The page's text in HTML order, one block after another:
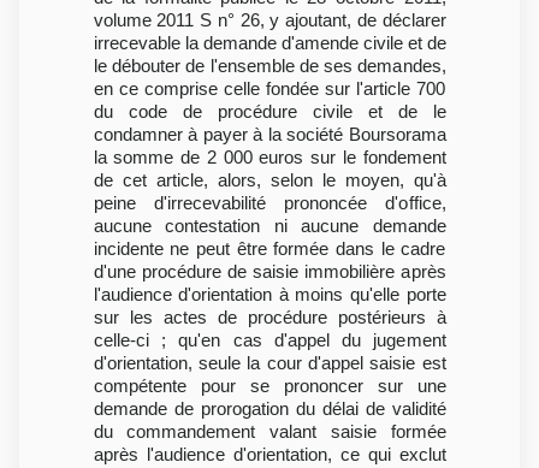
volume 2011 S n° 26, y ajoutant, de déclarer
irrecevable la demande d'amende civile et de
le débouter de l'ensemble de ses demandes,
en ce comprise celle fondée sur l'article 700
du code de procédure civile et de le
condamner à payer à la société Boursorama
la somme de 2 000 euros sur le fondement
de cet article, alors, selon le moyen, qu'à
peine d'irrecevabilité prononcée d'office,
aucune contestation ni aucune demande
incidente ne peut être formée dans le cadre
d'une procédure de saisie immobilière après
l'audience d'orientation à moins qu'elle porte
sur les actes de procédure postérieurs à
celle-ci ; qu'en cas d'appel du jugement
d'orientation, seule la cour d'appel saisie est
compétente pour se prononcer sur une
demande de prorogation du délai de validité
du commandement valant saisie formée
après l'audience d'orientation, ce qui exclut